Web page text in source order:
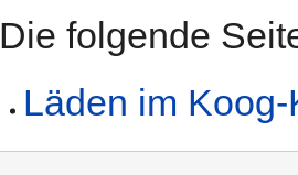
Die folgende
Läden im